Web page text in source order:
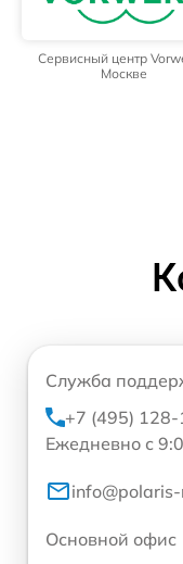
Сервисный центр
Москве
Служба
+7 (495)
Ежедневно с
Основной офис